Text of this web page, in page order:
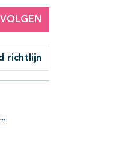
VOLGEN
richtlijn
Opties